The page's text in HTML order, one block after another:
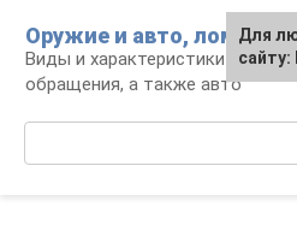
контенту
Оружие и авто, лом для
Виды и характеристики
обращения, а также авто
Для
сайту: